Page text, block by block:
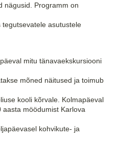
nägusid. Programm on
asutustele
mitu tänavaekskursiooni
mõned näitused ja toimub
kooli kõrvale. Kolmapäeval
möödumist Karlova
kohvikute- ja